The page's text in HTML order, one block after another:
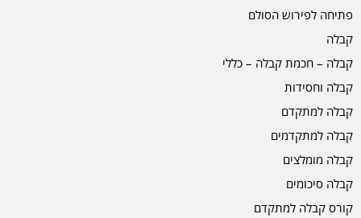
פתיחה לפירוש הסולם
קבלה
קבלה – חכמת קבלה – כללי
קבלה וחסידות
קבלה למתקדם
קבלה למתקדמים
קבלה מומלצים
קבלה סיכומים
קורס קבלה למתקדם